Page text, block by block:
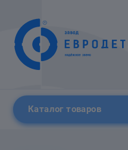
Каталог товаров